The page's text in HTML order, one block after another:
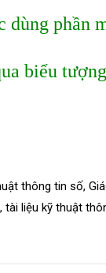
dùng phần
biểu
thông tin số,
, tài liệu kỹ thuật